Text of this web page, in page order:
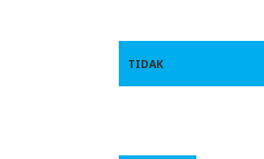
TIDAK